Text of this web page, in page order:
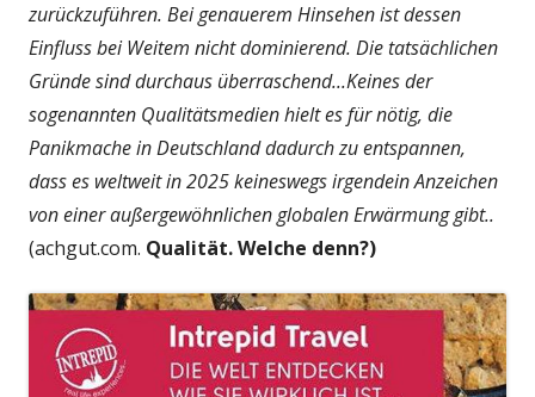
zurückzuführen. Bei genauerem Hinsehen ist dessen
Einfluss bei Weitem nicht dominierend. Die tatsächlichen
Gründe sind durchaus überraschend...Keines der
sogenannten Qualitätsmedien hielt es für nötig, die
Panikmache in Deutschland dadurch zu entspannen,
dass es weltweit in 2025 keineswegs irgendein Anzeichen
von einer außergewöhnlichen globalen Erwärmung gibt..
(achgut.com. Qualität. Welche denn?)